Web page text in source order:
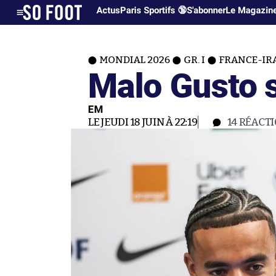
ActusParis Sportifs 🔞S'abonnerLe
MONDIAL 2026 GR. I FRANCE-
Malo Gusto
EM
LE JEUDI 18 JUIN À 22:19 14